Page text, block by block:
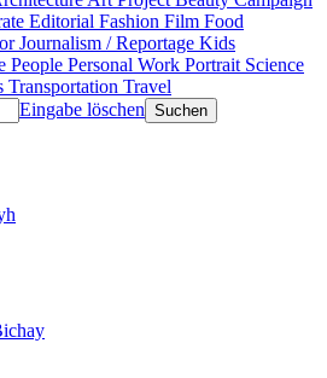
Editorial Fashion Film Food
Journalism / Reportage Kids
People Personal Work Portrait Science
Transportation Travel
Eingabe löschen